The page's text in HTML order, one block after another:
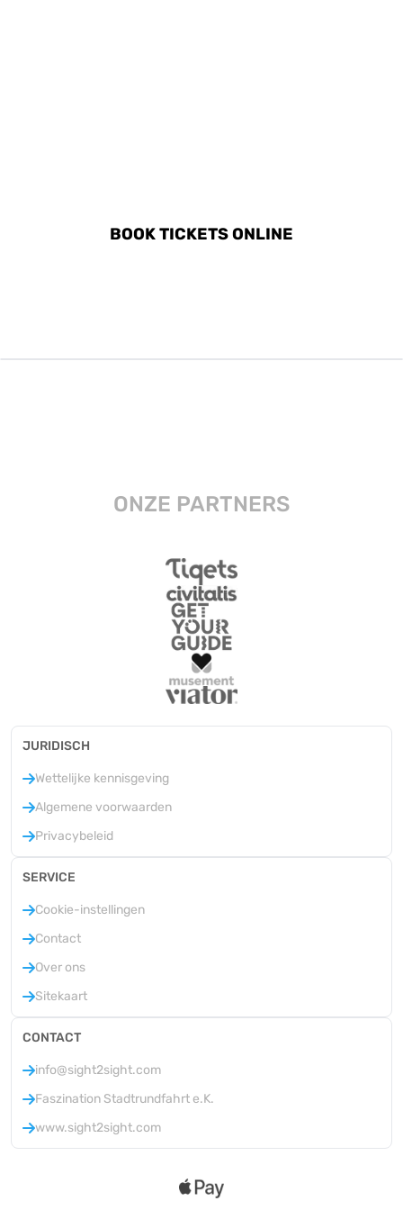
BOOK TICKETS ONLINE
ONZE PARTNERS
JURIDISCH
Wettelijke kennisgeving
Algemene voorwaarden
Privacybeleid
SERVICE
Cookie-instellingen
Contact
Over ons
Sitekaart
CONTACT
info@sight2sight.com
Faszination Stadtrundfahrt e.K.
www.sight2sight.com